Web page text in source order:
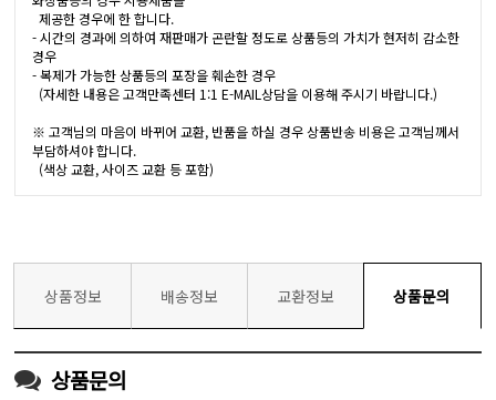
제공한 경우에 한 합니다.
- 시간의 경과에 의하여 재판매가 곤란할 정도로 상품등의 가치가 현저히 감소한
경우
- 복제가 가능한 상품등의 포장을 훼손한 경우
(자세한 내용은 고객만족센터 1:1 E-MAIL상담을 이용해 주시기 바랍니다.)
※ 고객님의 마음이 바뀌어 교환, 반품을 하실 경우 상품반송 비용은 고객님께서
부담하셔야 합니다.
(색상 교환, 사이즈 교환 등 포함)
상품정보 배송정보 교환정보 상품문의
상품문의